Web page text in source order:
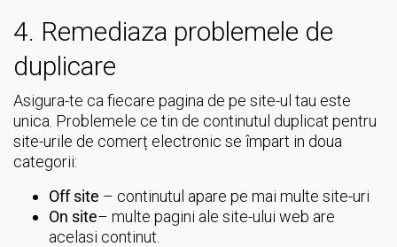
4. Remediaza problemele de
duplicare
Asigura-te ca fiecare pagina de pe site-ul tau este
unica. Problemele ce tin de continutul duplicat pentru
site-urile de comerț electronic se împart in doua
categorii:
Off site – continutul apare pe mai multe site-uri
On site– multe pagini ale site-ului web are
acelasi continut.